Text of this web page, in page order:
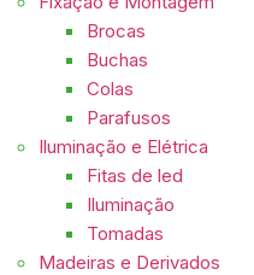
Brocas
Buchas
Colas
Parafusos
Iluminação e Elétrica
Fitas de led
Iluminação
Tomadas
Madeiras e Derivados